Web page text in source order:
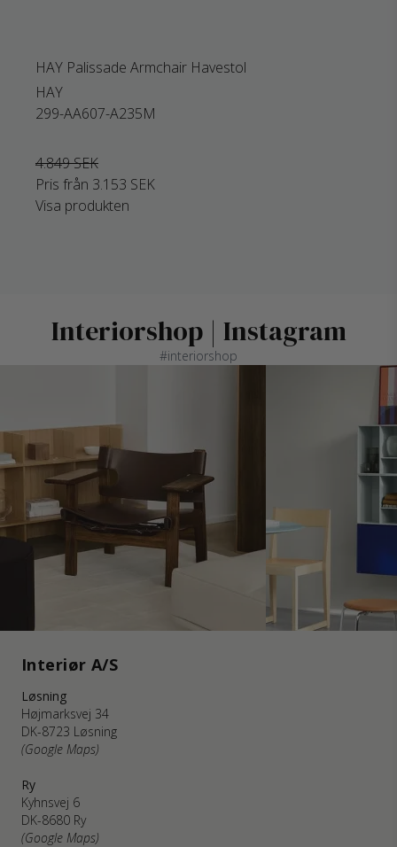
HAY Palissade Armchair Havestol
HAY
299-AA607-A235M
4.849 SEK
Pris från 3.153 SEK
Visa produkten
Interiorshop | Instagram
#interiorshop
Interiør A/S
Løsning
Højmarksvej 34
DK-8723 Løsning
(Google Maps)
Ry
Kyhnsvej 6
DK-8680 Ry
(Google Maps)